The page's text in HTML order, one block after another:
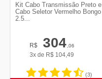
Kit Cabo Transmissão Preto e
Cabo Seletor Vermelho Bongo
2.5...
R$ 304,06
3x de R$ 104,49
(3)